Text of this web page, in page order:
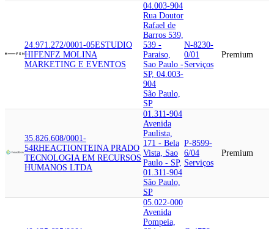
24.971.272/0001-05ESTUDIO
HIFENFZ MOLINA
MARKETING E EVENTOS
04.003-904
Rua Doutor
Rafael de
Barros 539,
539 -
Paraiso,
Sao Paulo -
SP, 04.003-
904
São Paulo,
SP
N-8230-
0/01
Serviços
Premium
35.826.608/0001-
54RHEACTIONTEINA PRADO
TECNOLOGIA EM RECURSOS
HUMANOS LTDA
01.311-904
Avenida
Paulista,
171 - Bela
Vista, Sao
Paulo - SP,
01.311-904
São Paulo,
SP
P-8599-
6/04
Serviços
Premium
05.022-000
Avenida
Pompeia,